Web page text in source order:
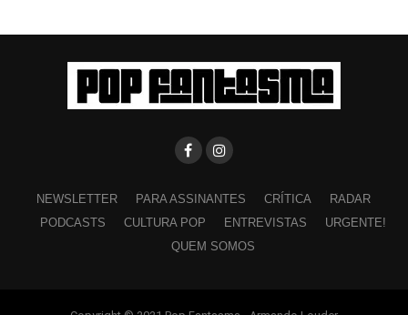
NEWSLETTER PARA ASSINANTES CRÍTICA
RADAR
PODCASTS
CULTURA POP ENTREVISTAS
URGENTE!
QUEM SOMOS